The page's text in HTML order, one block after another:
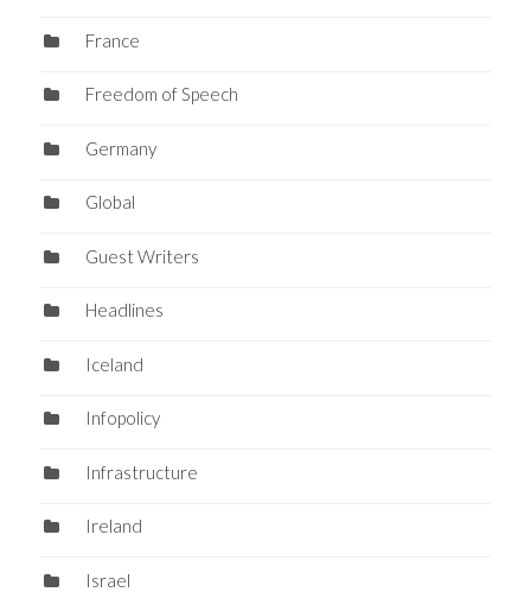
France
Freedom of Speech
Germany
Global
Guest Writers
Headlines
Iceland
Infopolicy
Infrastructure
Ireland
Israel